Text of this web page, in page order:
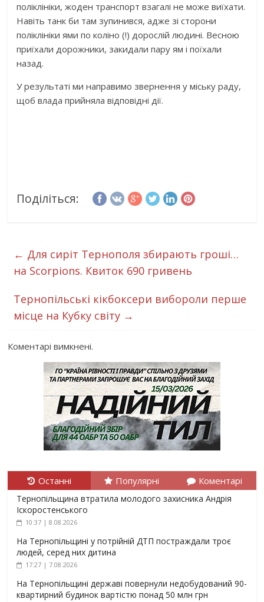
поліклініки, жоден транспорт взагалі не може виїхати.
Навіть танк би там зупинився, адже зі сторони
поліклініки ями по коліно (!) дорослій людині. Весною
приїхали дорожники, закидали пару ям і поїхали
назад.
У результаті ми направимо звернення у міську раду,
щоб влада прийняла відповідні дії.
Поділіться:
← Для сиріт Тернополя збирають гроші…
на Scorpions. Квиток 690 гривень
Тернопільські кікбоксери вибороли перше
місце на Кубку світу →
Коментарі вимкнені.
Останні Популярні Коментарі
Тернопільщина втратила молодого захисника Андрія
Іскоростенського
10:37 | 8.08.2026
На Тернопільщині у потрійній ДТП постраждали троє
людей, серед них дитина
17:27 | 7.08.2026
На Тернопільщині державі повернули недобудований 90-
квартирний будинок вартістю понад 50 млн грн